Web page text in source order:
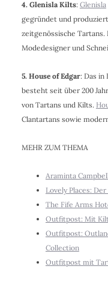
4. Glenisla Kilts: Glenisla
gegründet und
zeitgenössische
Modedesigner und
5. House of Edgar: Das in
besteht seit über 200
von Tartans und Kilts.
Clantartans sowie
MEHR ZUM THEMA
Araminta
Lovely Places:
The Fife Arms
Outfitpost: Mit
Outfitpost:
Collection
Outfitpost mit